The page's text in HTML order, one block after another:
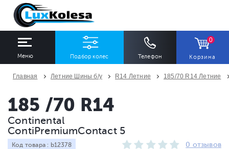
Меню Подбор колес Телефон
0
Корзина
Ширина
Все Все
Главная Летние Шины б/у R14 Летние 185/70 R14 Летние
185 /70 R14
Continental
ContiPremiumContact 5
Код товара : b12378 0 отзывов